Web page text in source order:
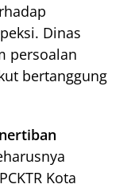
Dinas
persoalan
bertanggung
Kota